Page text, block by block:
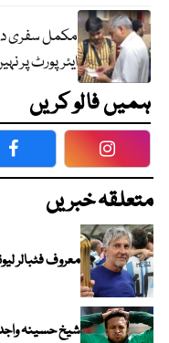
مکمل سفری
ایئرپورٹ پر
ہمیں فالو کریں
Facebook
متعلقہ خبریں
معروف فٹبالر
شیخ حسینہ